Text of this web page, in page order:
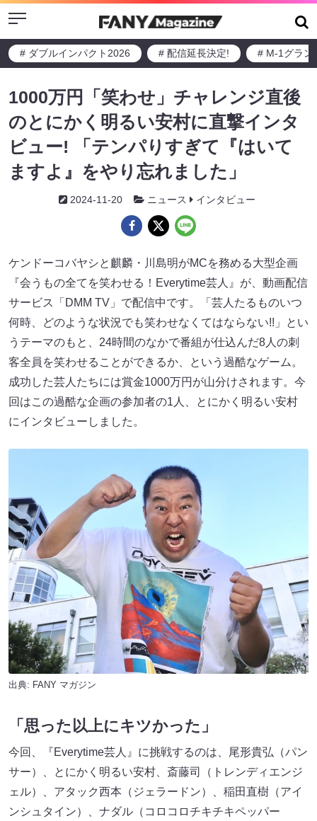
Menu
# ダブルインパクト2026 # 配信延長決定! # M-1グラン
1000万円「笑わせ」チャレンジ直後
のとにかく明るい安村に直撃インタ
ビュー! 「テンパりすぎて『はいて
ますよ』をやり忘れました」
2024-11-20 ニュース インタビュー
ケンドーコバヤシ​​と麒麟・川島明がMCを務める大型企画
『会うもの全てを笑わせる！Everytime芸人』が、動画配信
サービス「DMM TV」​で配信中です。「芸人たるものいつ
何時、どのような状況でも笑わせなくてはならない!!」とい
うテーマのもと、24時間のなかで番組が仕込んだ8人の刺
客全員を笑わせることができるか、という過酷なゲーム。
成功した芸人たちには賞金1000万円が山分けされます。今
回はこの過酷な企画の参加者の1人、とにかく明るい安村​​
にインタビューしました。
出典: FANY マガジン
「思った以上にキツかった」
今回、『Everytime芸人』に挑戦するのは、尾形貴弘（パン
サー）、とにかく明るい安村、斎藤司（トレンディエンジ
ェル）、アタック西本（ジェラードン）、稲田直樹（アイ
ンシュタイン）、ナダル（コロコロチキチキペッパー